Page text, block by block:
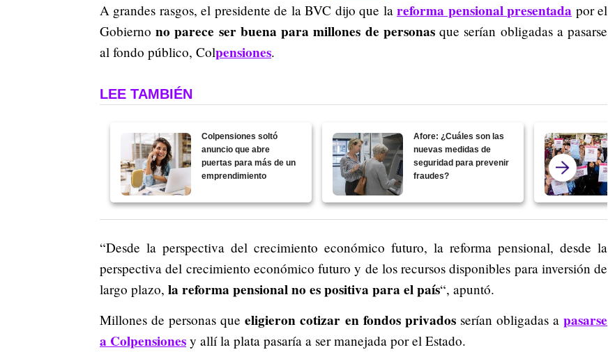
A grandes rasgos, el presidente de la BVC dijo que lareforma pensional presentada por el
Gobiernono parece ser buena para millones de personasque serían obligadas a pasarse
al fondo público, Colpensiones.
LEE TAMBIÉN
Colpensiones soltó
anuncio que abre
puertas para más de un
emprendimiento
Afore: ¿Cuáles son las
nuevas medidas de
seguridad para prevenir
fraudes?
“Desde la perspectiva del crecimiento económico futuro, la reforma pensional, desde la
perspectiva del crecimiento económico futuro y de los recursos disponibles para inversión de
largo plazo, la reforma pensional no es positiva para el país“, apuntó.
Millones de personas queeligieron cotizar en fondos privadosserían obligadas apasarse
a Colpensiones y allí la plata pasaría a ser manejada por el Estado.